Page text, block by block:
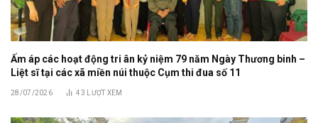
Ấm áp các hoạt động tri ân kỷ niệm 79 năm Ngày Thương binh –
Liệt sĩ tại các xã miền núi thuộc Cụm thi đua số 11
28/07/2026 43 LƯỢT XEM